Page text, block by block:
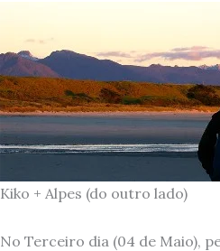
Kiko + Alpes (do outro lado)
No Terceiro dia (04 de Maio),